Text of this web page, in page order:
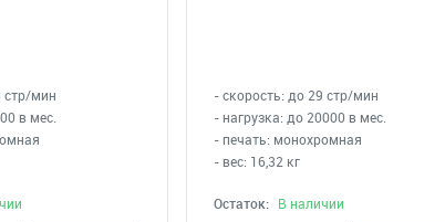
стр/мин
в мес.
- скорость: до 29 стр/мин
- нагрузка: до 20000 в мес.
- печать: монохромная
- вес: 16,32 кг
Остаток: В наличии